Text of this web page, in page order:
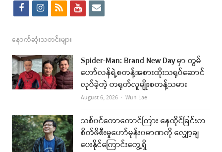
f
c
e
b
o
k
i
s
t
a
g
a
m
r
s
y
t
u
b
e
e
i
l
နောက်ဆုံးသတင်းများ
Spider-Man: Brand New Day မှာ တွမ်
ဟော်လန်ရဲ့စတန့်အစားထိုးသရုပ်ဆောင်
လုပ်ခဲ့တဲ့ တရုတ်လူမျိုးစတန့်သမား
August 6, 2026 Author
Wun Lae
သစ်ပင်တောတောင်ကြား နေထိုင်ခြင်းက
စိတ်ဖိစီးမှုဟော်မုန်းပမာဏကို လျှော့ချ
ပေးနိုင်ကြောင်းတွေ့ရှိ